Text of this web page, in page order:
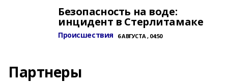
Безопасность на воде:
инцидент в Стерлитамаке
Происшествия 6 АВГУСТА , 04:50
Партнеры